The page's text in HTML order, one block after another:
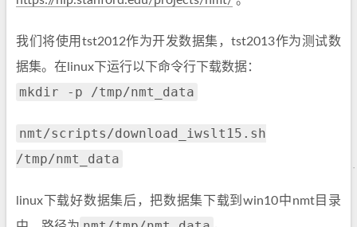
我们将使用tst2012作为开发数据集，tst2013作为测试数
据集。在linux下运行以下命令行下载数据：
mkdir -p /tmp/nmt_data
nmt/scripts/download_iwslt15.sh
/tmp/nmt_data
linux下载好数据集后，把数据集下载到win10中nmt目录